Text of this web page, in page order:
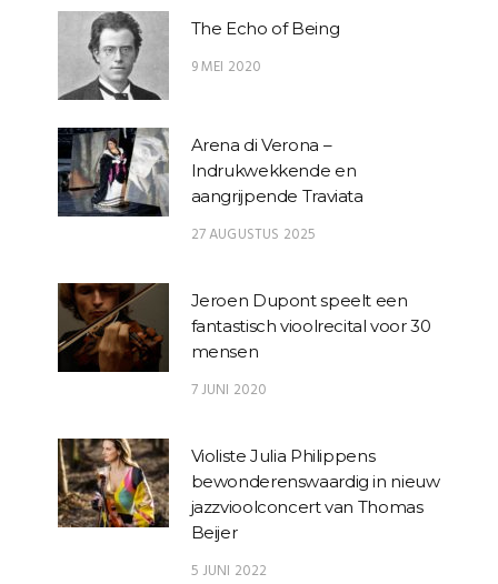
The Echo of Being
9 MEI 2020
Arena di Verona –
Indrukwekkende en
aangrijpende Traviata
27 AUGUSTUS 2025
Jeroen Dupont speelt een
fantastisch vioolrecital voor 30
mensen
7 JUNI 2020
Violiste Julia Philippens
bewonderenswaardig in nieuw
jazzvioolconcert van Thomas
Beijer
5 JUNI 2022